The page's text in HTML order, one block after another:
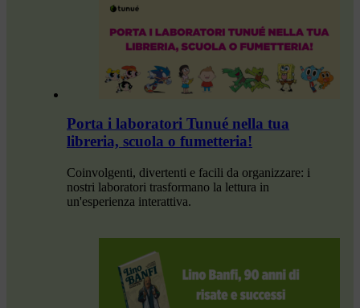
Porta i laboratori Tunué nella tua
libreria, scuola o fumetteria!
Coinvolgenti, divertenti e facili da organizzare: i
nostri laboratori trasformano la lettura in
un'esperienza interattiva.